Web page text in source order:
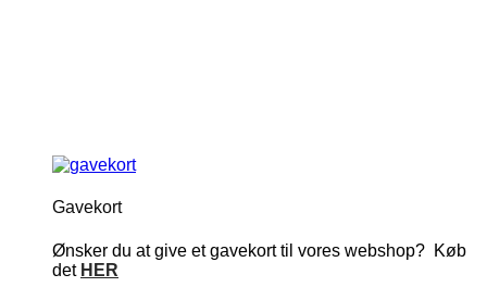
Gavekort
Ønsker du at give et gavekort til vores webshop? Køb
det HER